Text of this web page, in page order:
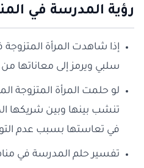
رؤية المدرسة في
إذا شاهدت المرأة
سلبي ويرمز إلى معاناتها
لو حلمت المرأة المتزوجة
تنشب بينها وبين شريكها
في تعاستها بسبب عدم
تفسير حلم المدرسة في منام